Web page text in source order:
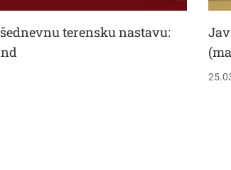
terensku nastavu: